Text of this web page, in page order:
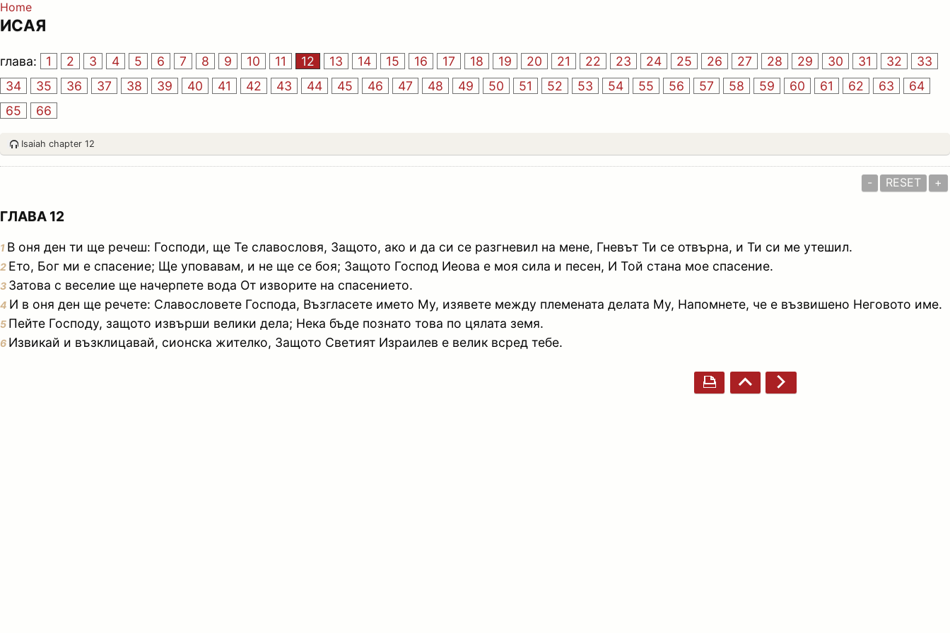
Home
ИСАЯ
глава: 1 2 3 4 5 6 7 8 9 10 11 12 13 14 15 16 17 18 19 20 21 22 23 24 25 26 27 28 29 30 31 32
33
34
35 36 37 38 39 40 41 42 43 44 45 46 47 48 49 50 51 52 53 54 55 56 57 58 59 60 61 62 63
64
65
66
Isaiah chapter 12
- RESET +
ГЛАВА 12
1 В оня ден ти ще речеш: Господи, ще Те славословя, Защото, ако и да си се разгневил на мене, Гневът Ти се отвърна, и Ти си ме утешил.
2 Ето, Бог ми е спасение; Ще уповавам, и не ще се боя; Защото Господ Иеова е моя сила и песен, И Той стана мое спасение.
3 Затова с веселие ще начерпете вода От изворите на спасението.
4 И в оня ден ще речете: Славословете Господа, Възгласете името Му, изявете между племената делата Му, Напомнете, че е възвишено Неговото име.
5 Пейте Господу, защото извърши велики дела; Нека бъде познато това по цялата земя.
6 Извикай и възклицавай, сионска жителко, Защото Светият Израилев е велик всред тебе.